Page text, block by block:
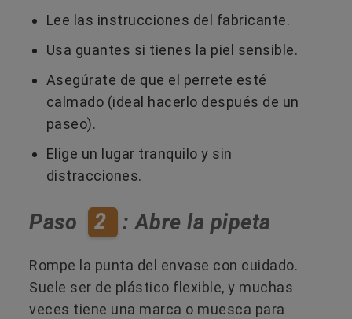
Lee las instrucciones del fabricante.
Usa guantes si tienes la piel sensible.
Asegúrate de que el perrete esté
calmado (ideal hacerlo después de un
paseo).
Elige un lugar tranquilo y sin
distracciones.
Paso 2 : Abre la pipeta
Rompe la punta del envase con cuidado.
Suele ser de plástico flexible, y muchas
veces tiene una marca o muesca para